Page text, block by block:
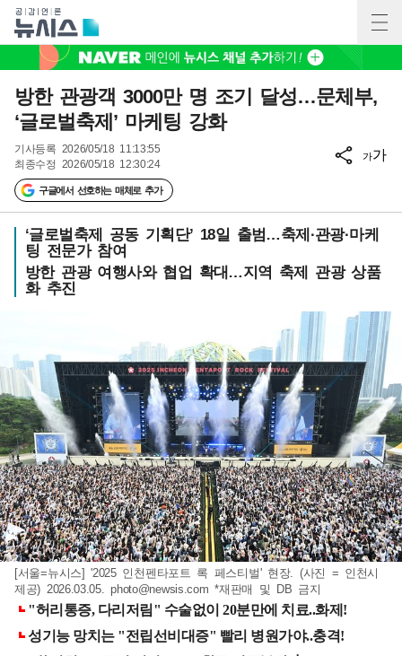
방한 관광객 3000만 명 조기 달성…문체부,
‘글로벌축제’ 마케팅 강화
기사등록 2026/05/18 11:13:55
최종수정 2026/05/18 12:30:24
구글에서 선호하는 매체로 추가
가가
‘글로벌축제 공동 기획단’ 18일 출범…축제·관광·마케
팅 전문가 참여
방한 관광 여행사와 협업 확대…지역 축제 관광 상품
화 추진
[서울=뉴시스] '2025 인천펜타포트 록 페스티벌' 현장. (사진 = 인천시
제공) 2026.03.05.photo@newsis.com *재판매 및 DB 금지